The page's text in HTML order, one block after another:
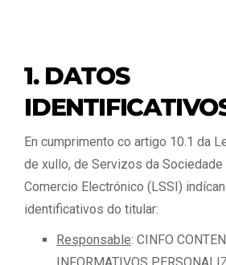
1. DATOS
En cumprimento co artigo 10.1 da
de xullo, de Servizos da
Comercio Electrónico (LSSI)
identificativos do titular:
Responsable: CINFO